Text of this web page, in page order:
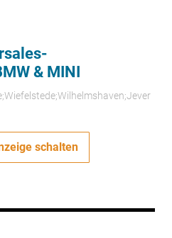
& MINI
schalten